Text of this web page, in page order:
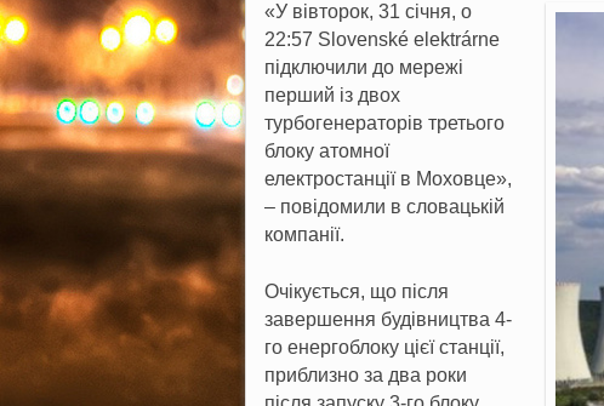
«У вівторок, 31 січня, о
22:57 Slovenské elektrárne
підключили до мережі
перший із двох
турбогенераторів третього
блоку атомної
електростанції в Моховце»,
– повідомили в словацькій
компанії.
Очікується, що після
завершення будівництва 4-
го енергоблоку цієї станції,
приблизно за два роки